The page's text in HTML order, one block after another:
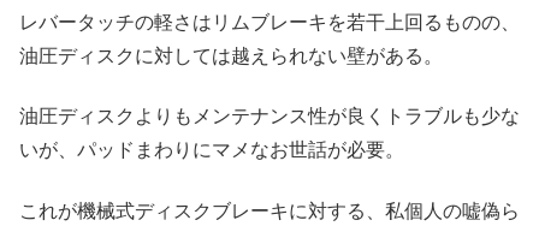
レバータッチの軽さはリムブレーキを若干上回るものの、
油圧ディスクに対しては越えられない壁がある。
油圧ディスクよりもメンテナンス性が良くトラブルも少な
いが、パッドまわりにマメなお世話が必要。
これが機械式ディスクブレーキに対する、私個人の嘘偽ら